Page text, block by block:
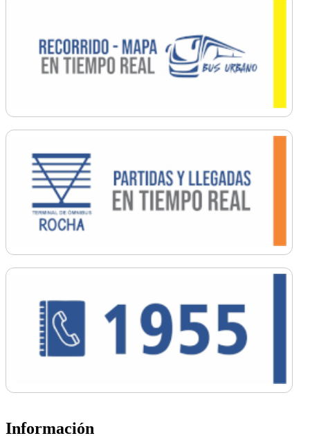
Ordenamiento
Promoción Social
Salud
Secretaría General
Información